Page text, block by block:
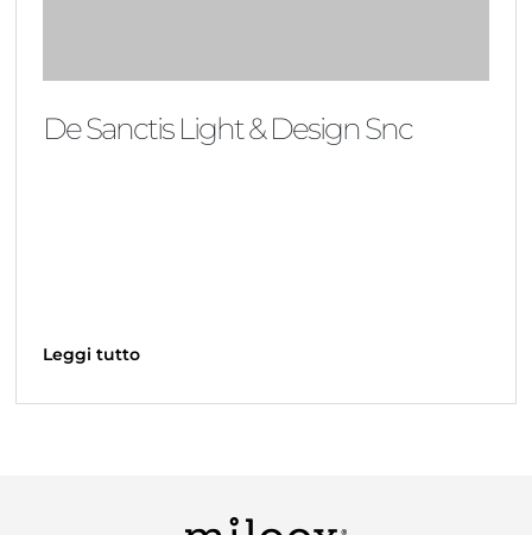
De Sanctis Light & Design Snc
Leggi tutto